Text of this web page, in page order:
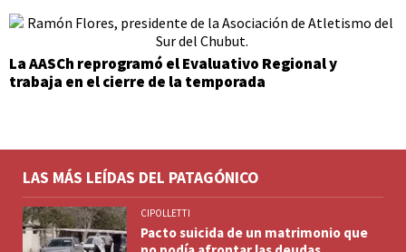
La AASCh reprogramó el Evaluativo Regional y
trabaja en el cierre de la temporada
LAS MÁS LEÍDAS DEL PATAGÓNICO
CIPOLLETTI
Pacto suicida de un matrimonio que